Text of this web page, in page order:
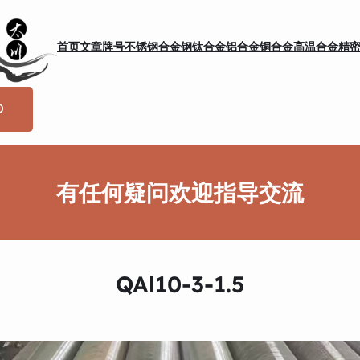
首页文章牌号不锈钢合金钢钛合金铝合金铜合金高温合金精
有任何疑问欢迎指导交流
QAl10-3-1.5